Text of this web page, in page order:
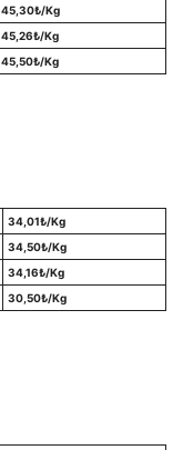
45,30₺/Kg
45,26₺/Kg
45,50₺/Kg
34,01₺/Kg
34,50₺/Kg
34,16₺/Kg
30,50₺/Kg